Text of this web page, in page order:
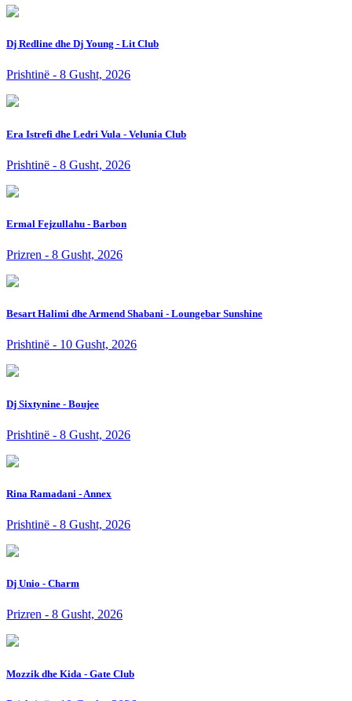
Dj Redline dhe Dj Young - Lit Club
Prishtinë - 8 Gusht, 2026
Era Istrefi dhe Ledri Vula - Velunia Club
Prishtinë - 8 Gusht, 2026
Ermal Fejzullahu - Barbon
Prizren - 8 Gusht, 2026
Besart Halimi dhe Armend Shabani - Loungebar Sunshine
Prishtinë - 10 Gusht, 2026
Dj Sixtynine - Boujee
Prishtinë - 8 Gusht, 2026
Rina Ramadani - Annex
Prishtinë - 8 Gusht, 2026
Dj Unio - Charm
Prizren - 8 Gusht, 2026
Mozzik dhe Kida - Gate Club